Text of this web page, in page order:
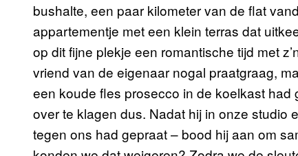
bushalte, een paar kilometer van de flat
appartementje met een klein terras dat
op dit fijne plekje een romantische tijd met
vriend van de eigenaar nogal praatgraag,
een koude fles prosecco in de koelkast
over te klagen dus. Nadat hij in onze studio
tegen ons had gepraat – bood hij aan om